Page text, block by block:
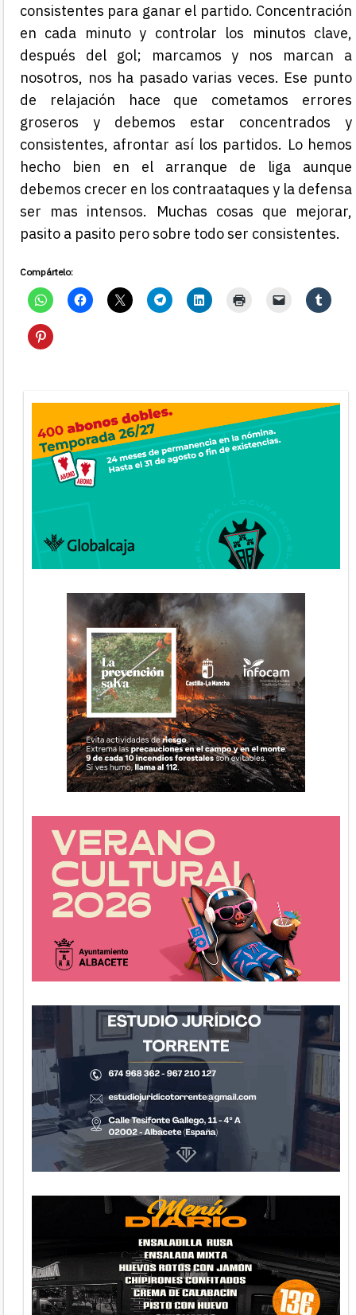
consistentes para ganar el partido. Concentración
en cada minuto y controlar los minutos clave,
después del gol; marcamos y nos marcan a
nosotros, nos ha pasado varias veces. Ese punto
de relajación hace que cometamos errores
groseros y debemos estar concentrados y
consistentes, afrontar así los partidos. Lo hemos
hecho bien en el arranque de liga aunque
debemos crecer en los contraataques y la defensa
ser mas intensos. Muchas cosas que mejorar,
pasito a pasito pero sobre todo ser consistentes.
Compártelo: